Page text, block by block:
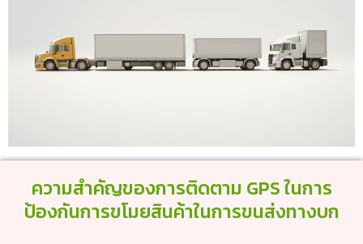
ความสำคัญของการติดตาม GPS ในการ
ป้องกันการขโมยสินค้าในการขนส่งทางบก